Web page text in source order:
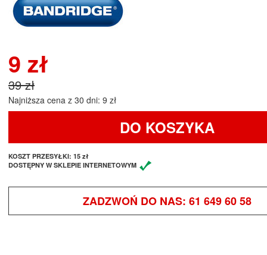
9 zł
39 zł
Najniższa cena z 30 dni: 9 zł
DO KOSZYKA
KOSZT PRZESYŁKI: 15 zł
DOSTĘPNY W SKLEPIE INTERNETOWYM
ZADZWOŃ DO NAS: 61 649 60 58